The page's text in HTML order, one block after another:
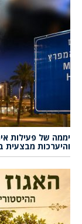
יממה של פעילות
והיערכות מבצעית